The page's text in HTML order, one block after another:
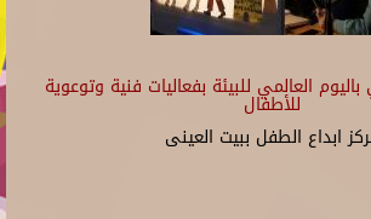
العالمي للبيئة بفعاليات فنية وتوعوية
للأطفال
ابداع الطفل ببيت العينى